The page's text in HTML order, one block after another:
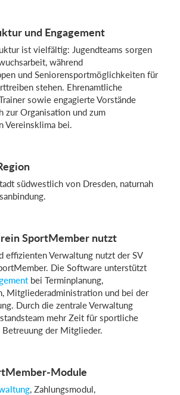
und Engagement
ist vielfältig: Jugendteams sorgen
während
und Seniorensportmöglichkeiten für
stehen. Ehrenamtliche
sowie engagierte Vorstände
zur Organisation und zum
Vereinsklima bei.
südwestlich von Dresden, naturnah
SportMember nutzt
effizienten Verwaltung nutzt der SV
Die Software unterstützt
bei Terminplanung,
Mitgliederadministration und bei der
Durch die zentrale Verwaltung
mehr Zeit für sportliche
Betreuung der Mitglieder.
Module
, Zahlungsmodul,